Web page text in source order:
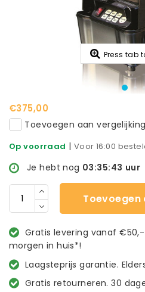
Press tab
€375,00
Toevoegen aan vergelijking
Op voorraad | Voor 16:00
Je hebt nog 03:35:43 uur
Toevoegen
Gratis levering vanaf €50,-
morgen in huis*!
Laagsteprijs garantie.
Gratis retourneren. 30